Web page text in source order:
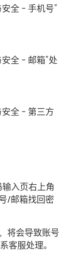
全 - 手机号”
全 - 邮箱”处
全 - 第三方
入页右上角
/邮箱找回密
将会导致账号
客服处理。